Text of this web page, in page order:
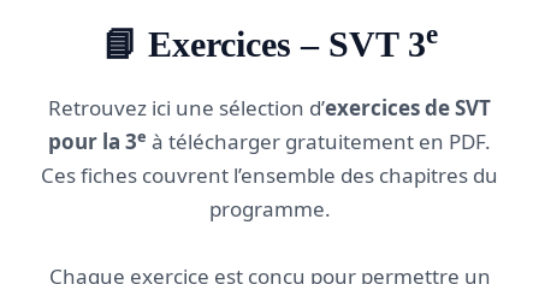
📘 Exercices – SVT 3e
Retrouvez ici une sélection d’exercices de SVT
pour la 3e à télécharger gratuitement en PDF.
Ces fiches couvrent l’ensemble des chapitres du
programme.
Chaque exercice est conçu pour permettre un